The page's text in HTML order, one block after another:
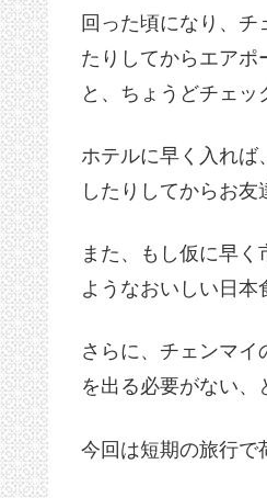
回った頃になり、
たりしてからエアポ
と、ちょうどチェッ
ホテルに早く入れば
したりしてからお友
また、もし仮に早
ようなおいしい日本
さらに、チェンマ
を出る必要がない、
今回は短期の旅行で